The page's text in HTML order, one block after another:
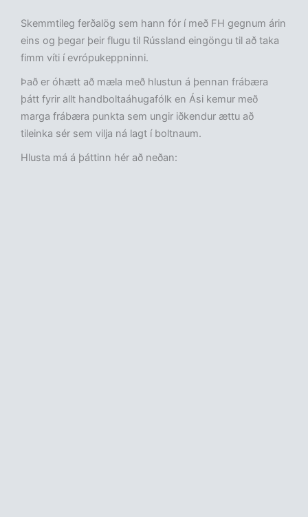
Skemmtileg ferðalög sem hann fór í með FH gegnum árin
eins og þegar þeir flugu til Rússland eingöngu til að taka
fimm víti í evrópukeppninni.
Það er óhætt að mæla með hlustun á þennan frábæra
þátt fyrir allt handboltaáhugafólk en Ási kemur með
marga frábæra punkta sem ungir iðkendur ættu að
tileinka sér sem vilja ná lagt í boltnaum.
Hlusta má á þáttinn hér að neðan: